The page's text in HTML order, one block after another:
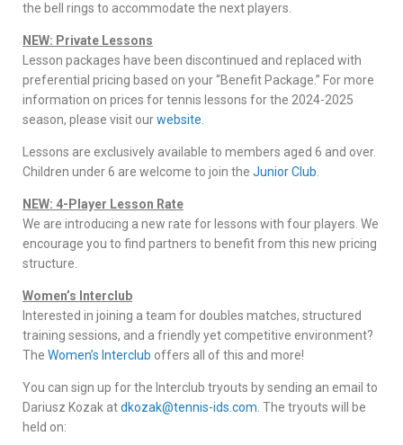
the bell rings to accommodate the next players.
NEW: Private Lessons
Lesson packages have been discontinued and replaced with
preferential pricing based on your “Benefit Package.” For more
information on prices for tennis lessons for the 2024-2025
season, please visit ourwebsite
Lessons are exclusively available to members aged 6 and over.
Children under 6 are welcome to join the Junior Club
NEW: 4-Player Lesson Rate
We are introducing a new rate for lessons with four players. We
encourage you to find partners to benefit from this new pricing
structure.
Women’s Interclub
Interested in joining a team for doubles matches, structured
training sessions, and a friendly yet competitive environment?
The Women’s Interclub offers all of this and more!
You can sign up for the Interclub tryouts by sending an email to
Dariusz Kozak atdkozak@tennis-ids.com . The tryouts will be
held on: